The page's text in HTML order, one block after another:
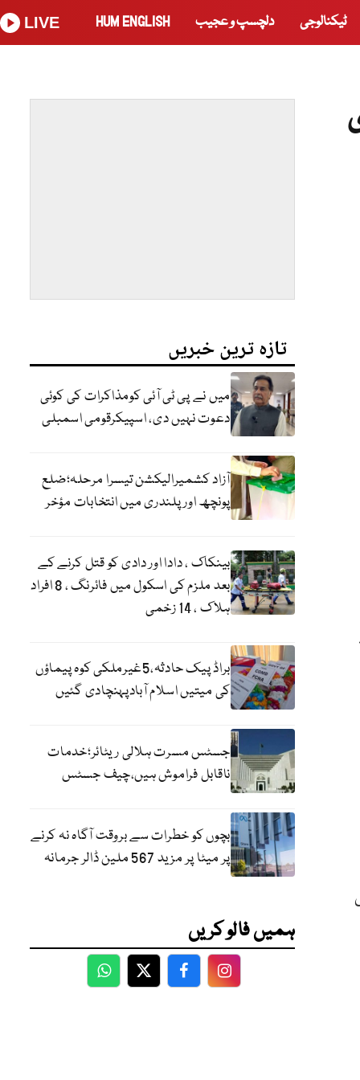
ٹیکنالوجی دلچسپ و عجیب HUM ENGLISH
LIVE
تازہ ترین خبریں
میں نے پی ٹی آئی کومذاکرات کی کوئی
دعوت نہیں دی، اسپیکرقومی اسمبلی
آزاد کشمیرالیکشن تیسرا مرحلہ؛ضلع
پونچھ اور پلندری میں انتخابات مؤخر
بینکاک ، دادا اور دادی کو قتل کرنے کے
بعد ملزم کی اسکول میں فائرنگ ، 8 افراد
ہلاک ، 14 زخمی
براڈ پیک حادثہ،5غیرملکی کوہ پیماؤں
کی میتیں اسلام آبادپہنچادی گئیں
جسٹس مسرت ہلالی ریٹائر؛خدمات
ناقابل فراموش ہیں،چیف جسٹس
بچوں کو خطرات سے بروقت آگاہ نہ کرنے
پر میٹا پر مزید 567 ملین ڈالر جرمانہ
ہمیں فالو کریں
WhatsApp
TwitterFacebookFacebook